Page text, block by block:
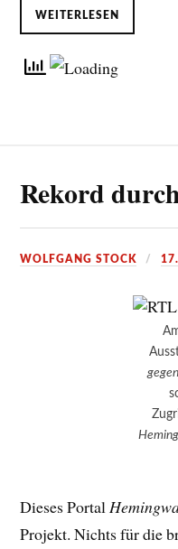
WEITERLESEN
Rekord
WOLFGANG STOCK
Dieses Portal
Projekt. Nichts für die